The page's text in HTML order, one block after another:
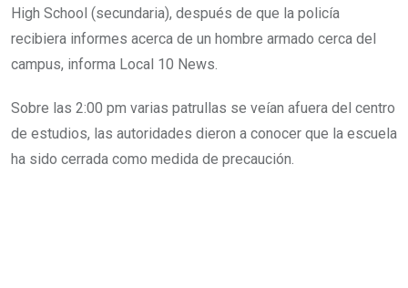
High School (secundaria), después de que la policía
recibiera informes acerca de un hombre armado cerca del
campus, informa Local 10 News.
Sobre las 2:00 pm varias patrullas se veían afuera del centro
de estudios, las autoridades dieron a conocer que la escuela
ha sido cerrada como medida de precaución.